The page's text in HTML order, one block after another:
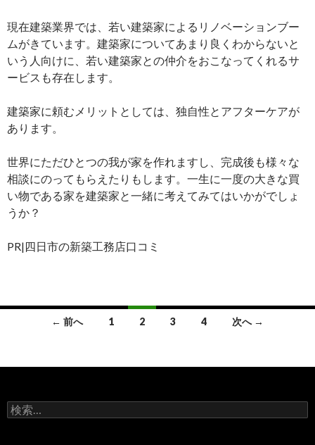
現在建築業界では、若い建築家によるリノベーションブー
ムがきています。建築家についてあまり良くわからないと
いう人向けに、若い建築家との仲介をおこなってくれるサ
ービスも存在します。
建築家に頼むメリットとしては、独自性とアフターケアが
あります。
世界にただひとつの我が家を作れますし、完成後も様々な
相談にのってもらえたりもします。一生に一度の大きな買
い物である家を建築家と一緒に考えてみてはいかがでしょ
うか？
PR|四日市の新築工務店口コミ
稿
ナ
ビ
← 前へ 1 2 3 4 次へ →
検
索